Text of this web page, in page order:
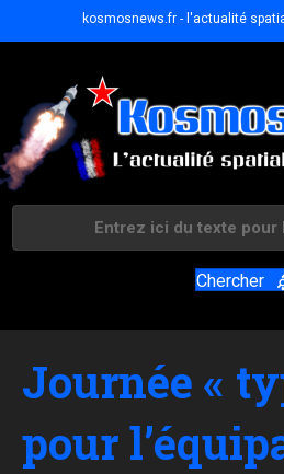
kosmosnews.fr - l'actualité
Chercher
Journée «
pour